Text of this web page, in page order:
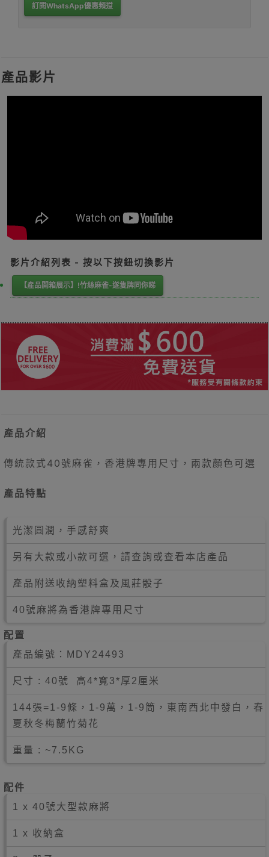
訂閱WhatsApp優惠頻道
產品影片
影片介紹列表 - 按以下按鈕切換影片
【產品開箱展示】!竹絲麻雀-遂隻牌同你睇
產品介紹
傳統款式40號麻雀，香港牌專用尺寸，兩款顏色可選
產品特點
光潔圓潤，手感舒爽
另有大款或小款可選，請查詢或查看本店產品
產品附送收納塑料盒及風莊骰子
40號麻將為香港牌專用尺寸
配置
產品編號：
MDY24493
尺寸 : 40號 高4*寬3*厚2厘米
144張=1-9條，1-9萬，1-9筒，東南西北中發白，春
夏秋冬梅蘭竹菊花
重量 : ~7.5KG
配件
1 x 40號大型款麻將
1 x 收納盒